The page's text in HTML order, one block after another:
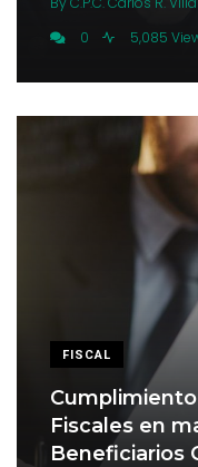
0
5,085
FISCAL
Fiscales en
Beneficiarios